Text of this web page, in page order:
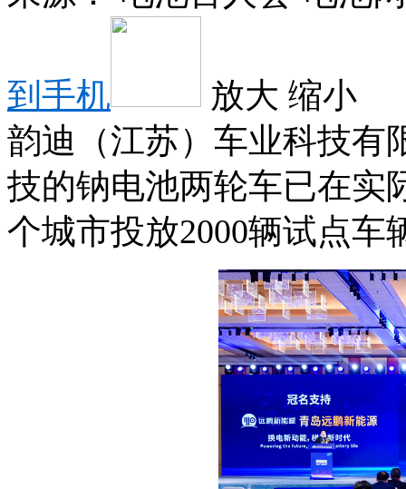
到手机 放大 缩小
韵迪（江苏）车业科技有
技的钠电池两轮车已在实
个城市投放2000辆试点车